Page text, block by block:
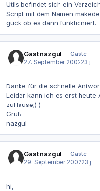
Utils befindet sich ein
Script mit dem Namen
guck ob es dann funktioniert.
Gast nazgul
Gäste
27. September 200223 j
Danke für die schnelle
Leider kann ich es erst heute
zuHause;) )
Gruß
nazgul
Gast nazgul
Gäste
29. September 200223 j
hi,